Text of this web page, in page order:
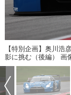
【特別企画】奥川浩
影に挑む（後編） 画